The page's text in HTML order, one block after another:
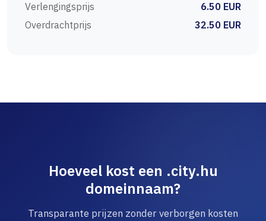
Verlengingsprijs
6.50 EUR
Overdrachtprijs
32.50 EUR
Hoeveel kost een .city.hu
domeinnaam?
Transparante prijzen zonder verborgen kosten